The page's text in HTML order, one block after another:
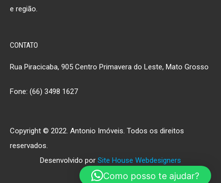
e região.
CONTATO
Rua Piracicaba, 905 Centro Primavera do Leste, Mato Grosso
Fone: (66) 3498 1627
Copyright © 2022. Antonio Imóveis. Todos os direitos
reservados.
Desenvolvido por Site House Webdesigners
Como posso te ajudar?